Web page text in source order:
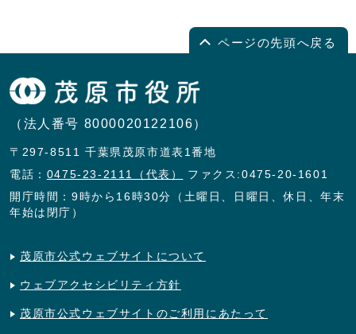
ページの先頭へ戻る
（法人番号 8000020122106）
〒297-8511 千葉県茂原市道表1番地
電話： 0475-23-2111（代表）
ファクス:0475-20-1601
開庁時間：9時から16時30分（土曜日、日曜日、休日、年末
年始は閉庁）
茂原市公式ウェブサイトについて
ウェブアクセシビリティ方針
茂原市公式ウェブサイトのご利用にあたって